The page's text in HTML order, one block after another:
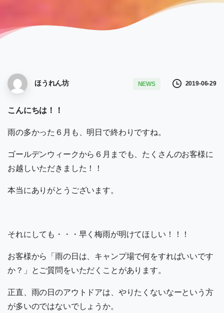
ほうれん坊 NEWS 2019-06-29
こんにちは！！
雨の多かった６月も、明日で終わりですね。
ゴールデンウィークから６月までも、たくさんのお客様に
お越しいただきました！！
本当にありがとうございます。
それにしても・・・早く梅雨が明けてほしい！！！
お客様から「雨の日は、キャンプ場で何をすればいいです
か？」とご質問をいただくことがあります。
正直、雨の日のアウトドアは、やりたくないなーという方
が多いのではないでしょうか。